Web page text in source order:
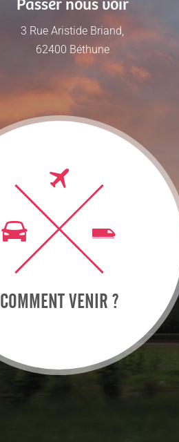
Passer nous voir
3 Rue Aristide Briand,
62400 Béthune
COMMENT VENIR ?